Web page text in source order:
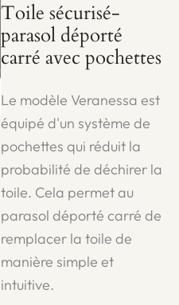
Toile sécurisé-
parasol déporté
carré avec pochettes
Le modèle Veranessa est
équipé d'un système de
pochettes qui réduit la
probabilité de déchirer la
toile. Cela permet au
parasol déporté carré de
remplacer la toile de
manière simple et
intuitive.